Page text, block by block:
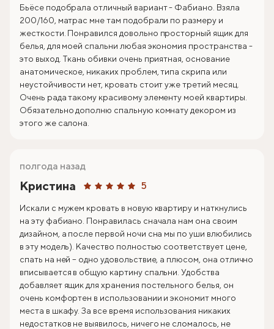
Бьёсе подобрала отличный вариант - Фабиано. Взяла
200/160, матрас мне там подобрали по размеру и
жесткости. Понравился довольно просторный ящик для
белья, для моей спальни любая экономия пространства -
это выход. Ткань обивки очень приятная, основание
анатомическое, никаких проблем, типа скрипа или
неустойчивости нет, кровать стоит уже третий месяц.
Очень рада такому красивому элементу моей квартиры.
Обязательно дополню спальную комнату декором из
этого же салона.
Кристина 5
полгода назад
Искали с мужем кровать в новую квартиру и наткнулись
на эту фабиано. Понравилась сначала нам она своим
дизайном, а после первой ночи сна мы по уши влюбились
в эту модель). Качество полностью соответствует цене,
спать на ней – одно удовольствие, а плюсом, она отлично
вписывается в общую картину спальни. Удобства
добавляет ящик для хранения постельного белья, он
очень комфортен в использовании и экономит много
места в шкафу. За все время использования никаких
недостатков не выявилось, ничего не сломалось, не